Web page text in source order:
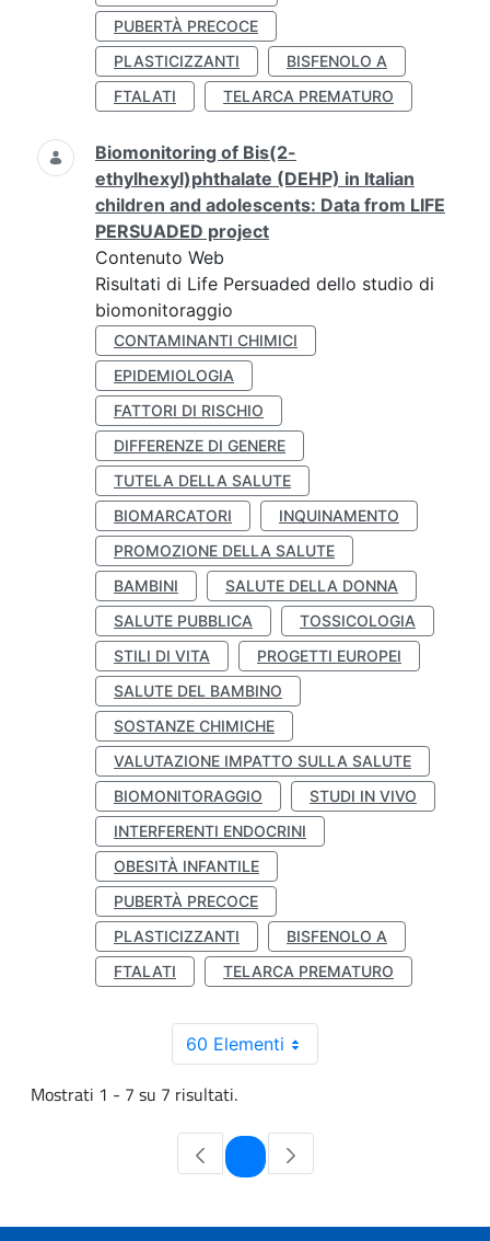
PUBERTÀ PRECOCE
PLASTICIZZANTI
BISFENOLO A
FTALATI
TELARCA PREMATURO
Biomonitoring of Bis(2-
ethylhexyl)phthalate (DEHP) in Italian
children and adolescents: Data from LIFE
PERSUADED project
Contenuto Web
Risultati di Life Persuaded dello studio di
biomonitoraggio
CONTAMINANTI CHIMICI
EPIDEMIOLOGIA
FATTORI DI RISCHIO
DIFFERENZE DI GENERE
TUTELA DELLA SALUTE
BIOMARCATORI
INQUINAMENTO
PROMOZIONE DELLA SALUTE
BAMBINI
SALUTE DELLA DONNA
SALUTE PUBBLICA
TOSSICOLOGIA
STILI DI VITA
PROGETTI EUROPEI
SALUTE DEL BAMBINO
SOSTANZE CHIMICHE
VALUTAZIONE IMPATTO SULLA SALUTE
BIOMONITORAGGIO
STUDI IN VIVO
INTERFERENTI ENDOCRINI
OBESITÀ INFANTILE
PUBERTÀ PRECOCE
PLASTICIZZANTI
BISFENOLO A
FTALATI
TELARCA PREMATURO
60 Elementi
Mostrati 1 - 7 su 7 risultati.
Pagina